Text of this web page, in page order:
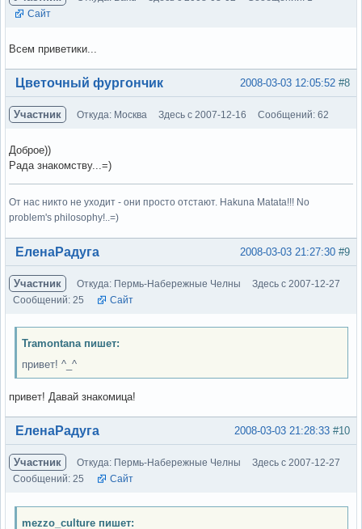
Сайт
Всем приветики...
Вне форума #8
2008-03-03 12:05:52
Цветочный фургончик
Участник Откуда: Москва Здесь с 2007-12-16 Сообщений: 62
Доброе))
Рада знакомству...=)
От нас никто не уходит - они просто отстают. Hakuna Matata!!! No
problem's philosophy!..=)
Вне форума #9
2008-03-03 21:27:30
ЕленаРадуга
Участник Откуда: Пермь-Набережные Челны
Здесь с 2007-12-27
Сообщений: 25
Сайт
Tramontana пишет:
привет! ^_^
привет! Давай знакомица!
Вне форума #10
2008-03-03 21:28:33
ЕленаРадуга
Участник Откуда: Пермь-Набережные Челны
Здесь с 2007-12-27
Сообщений: 25
Сайт
mezzo_culture пишет: